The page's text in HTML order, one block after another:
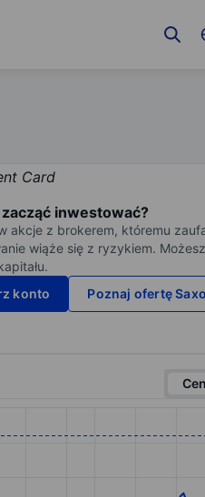
inwestować?
akcje z brokerem, któremu
wiąże się z ryzykiem.
konto
Poznaj ofertę Saxo